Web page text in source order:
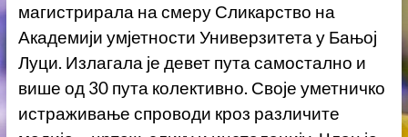
магистрирала на смеру Сликарство на
Академији умјетности Универзитета у Бањој
Луци. Излагала је девет пута самостално и
више од 30 пута колективно. Своје уметничко
истраживање спроводи кроз различите